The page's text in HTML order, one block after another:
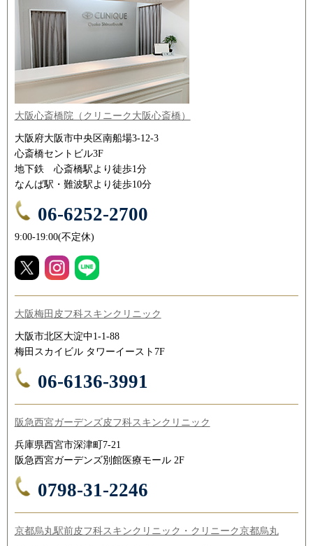
大阪心斎橋院（クリニーク大阪心斎橋）
大阪府大阪市中央区南船場3-12-3
心斎橋セントビル3F
地下鉄 心斎橋駅より徒歩1分
なんば駅・難波駅より徒歩10分
06-6252-2700
9:00-19:00(不定休)
大阪梅田皮フ科スキンクリニック
大阪市北区大淀中1-1-88
梅田スカイビル タワーイースト7F
06-6136-3991
阪急西宮ガーデンズ皮フ科スキンクリニック
兵庫県西宮市深津町7-21
阪急西宮ガーデンズ別館医療モール 2F
0798-31-2246
京都烏丸駅前皮フ科スキンクリニック・クリニーク京都烏丸